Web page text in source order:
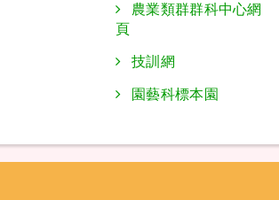
農業類群群科中心網
頁
技訓網
園藝科標本園